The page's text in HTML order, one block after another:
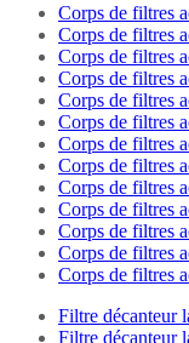
Corps de filtres
Corps de filtres
Corps de filtres
Corps de filtres
Corps de filtres
Corps de filtres
Corps de filtres
Corps de filtres
Corps de filtres
Corps de filtres
Corps de filtres
Corps de filtres
Corps de filtres
Filtre décanteur
Filtre décanteur